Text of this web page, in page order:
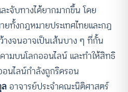
จับทางได้ยากมากขึ้น โดย
ยทั้งกฏหมายประเทศไทยและกฏ
งจนอาจเป็นเส้นบาง ๆ ที่กั้น
ามบนโลกออนไลน์ และทำให้สิทธิ
นไลน์กำลังถูกริดรอน
อาจารย์ประจำคณะนิติศาสตร์